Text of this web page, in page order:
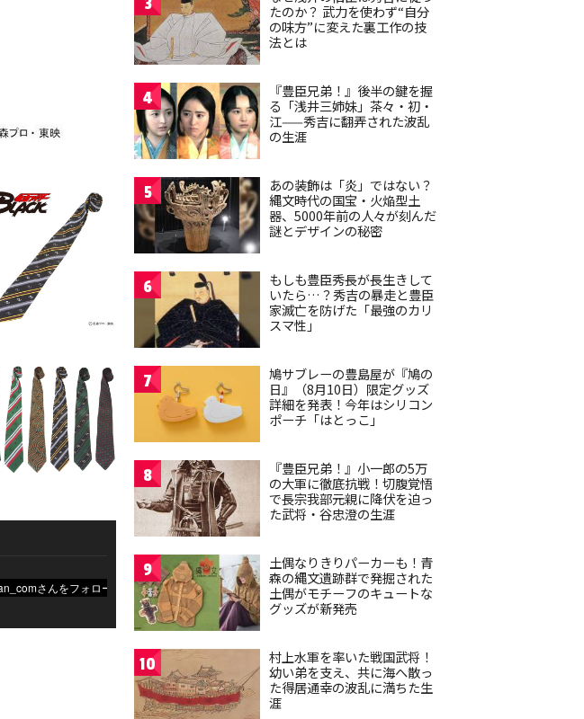
たのか？ 武力を使わず“自分
の味方”に変えた裏工作の技
法とは
4
『豊臣兄弟！』後半の鍵を握
る「浅井三姉妹」茶々・初・
江——秀吉に翻弄された波乱
の生涯
5
あの装飾は「炎」ではない？
縄文時代の国宝・火焔型土
器、5000年前の人々が刻んだ
謎とデザインの秘密
6
もしも豊臣秀長が長生きして
いたら…？秀吉の暴走と豊臣
家滅亡を防げた「最強のカリ
スマ性」
7
鳩サブレーの豊島屋が『鳩の
日』（8月10日）限定グッズ
詳細を発表！今年はシリコン
ポーチ「はとっこ」
8
『豊臣兄弟！』小一郎の5万
の大軍に徹底抗戦！切腹覚悟
で長宗我部元親に降伏を迫っ
た武将・谷忠澄の生涯
9
土偶なりきりパーカーも！青
森の縄文遺跡群で発掘された
土偶がモチーフのキュートな
グッズが新発売
10
村上水軍を率いた戦国武将！
幼い弟を支え、共に海へ散っ
た得居通幸の波乱に満ちた生
涯